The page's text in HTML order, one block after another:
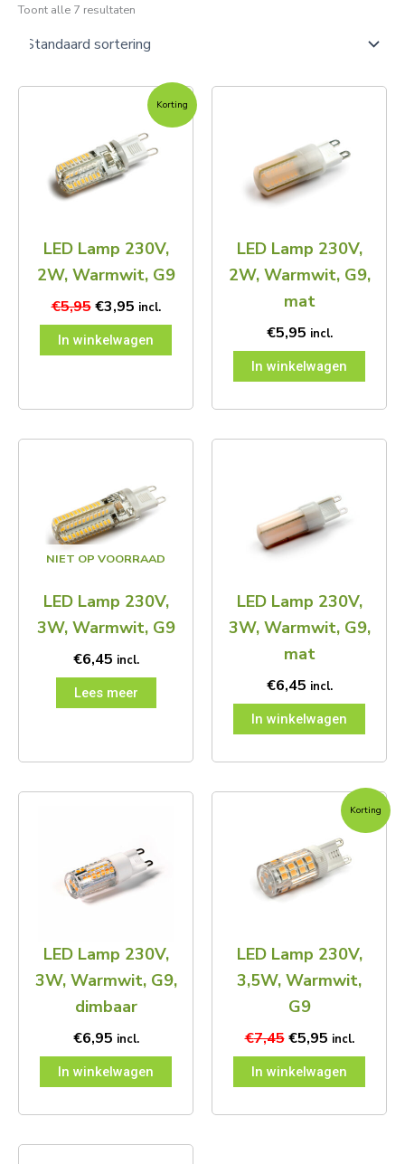
Toont alle 7 resultaten
Korting
LED Lamp 230V,
2W, Warmwit, G9
€5,95
Oorspronkelijke
€5,95.
€3,95
Huidige
prijs
is:
€3,95.
incl.
In winkelwagen
LED Lamp 230V,
2W, Warmwit, G9,
mat
€5,95 incl.
In winkelwagen
NIET OP VOORRAAD
LED Lamp 230V,
3W, Warmwit, G9
€6,45 incl.
Lees meer
LED Lamp 230V,
3W, Warmwit, G9,
mat
€6,45 incl.
In winkelwagen
LED Lamp 230V,
3W, Warmwit, G9,
dimbaar
€6,95 incl.
In winkelwagen
Korting
LED Lamp 230V,
3,5W, Warmwit,
G9
€7,45
Oorspronkelijke
€7,45.
€5,95
Huidige
prijs
is:
€5,95.
incl.
In winkelwagen